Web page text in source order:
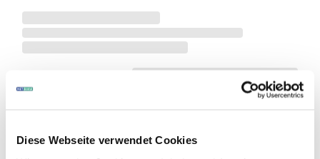
Diese Webseite verwendet Cookies